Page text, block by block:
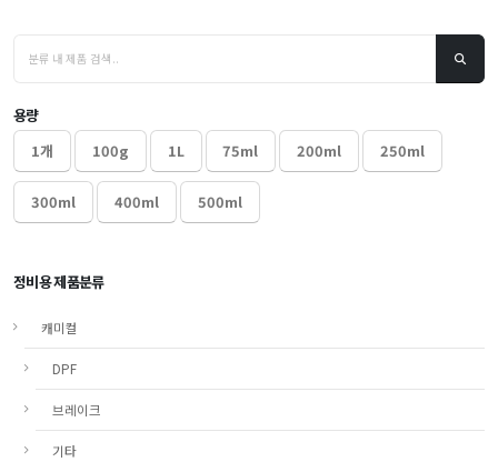
용량
1개
100g 1L 75ml 200ml 250ml
300ml 400ml 500ml
정비용 제품분류
캐미컬
DPF
브레이크
기타